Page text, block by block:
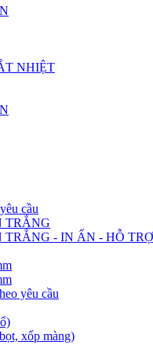
NHIỆT
cầu
TRẮNG
TRẮNG - IN ẤN - HỖ
yêu cầu
xốp màng)